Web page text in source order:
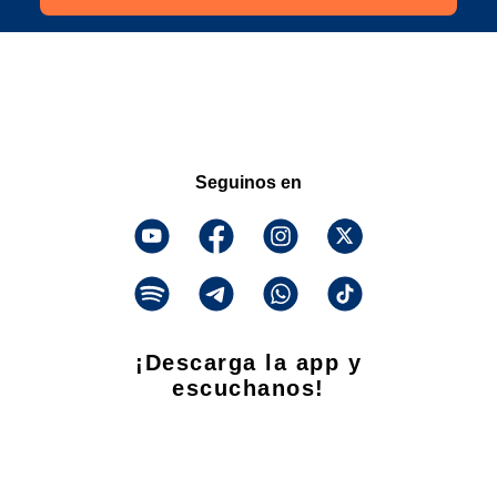
Seguinos en
¡Descarga la app y
escuchanos!